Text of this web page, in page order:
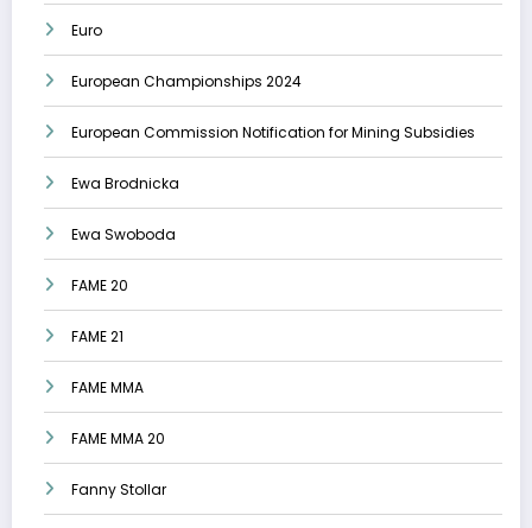
Euro
European Championships 2024
European Commission Notification for Mining Subsidies
Ewa Brodnicka
Ewa Swoboda
FAME 20
FAME 21
FAME MMA
FAME MMA 20
Fanny Stollar